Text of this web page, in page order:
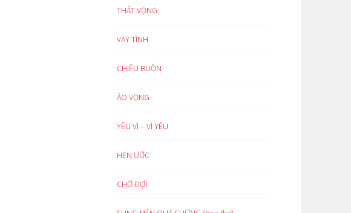
THẤT VỌNG
VAY TÌNH
CHIỀU BUỒN
ẢO VỌNG
YÊU VÌ – VÌ YÊU
HẸN ƯỚC
CHỜ ĐỢI